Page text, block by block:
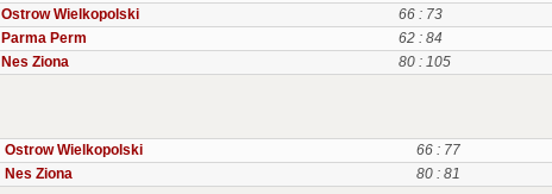
Ostrow Wielkopolski
66 : 73
Parma Perm
62 : 84
Nes Ziona 80 : 105
Ostrow Wielkopolski
66 : 77
Nes Ziona 80 : 81